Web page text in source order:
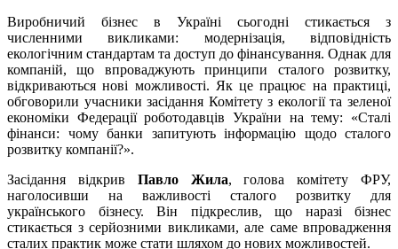
Виробничий бізнес в Україні сьогодні стикається з
численними викликами: модернізація, відповідність
екологічним стандартам та доступ до фінансування. Однак для
компаній, що впроваджують принципи сталого розвитку,
відкриваються нові можливості. Як це працює на практиці,
обговорили учасники засідання Комітету з екології та зеленої
економіки Федерації роботодавців України на тему: «Сталі
фінанси: чому банки запитують інформацію щодо сталого
розвитку компанії?».
Засідання відкрив Павло Жила, голова комітету ФРУ,
наголосивши на важливості сталого розвитку для
українського бізнесу. Він підкреслив, що наразі бізнес
стикається з серйозними викликами, але саме впровадження
сталих практик може стати шляхом до нових можливостей.